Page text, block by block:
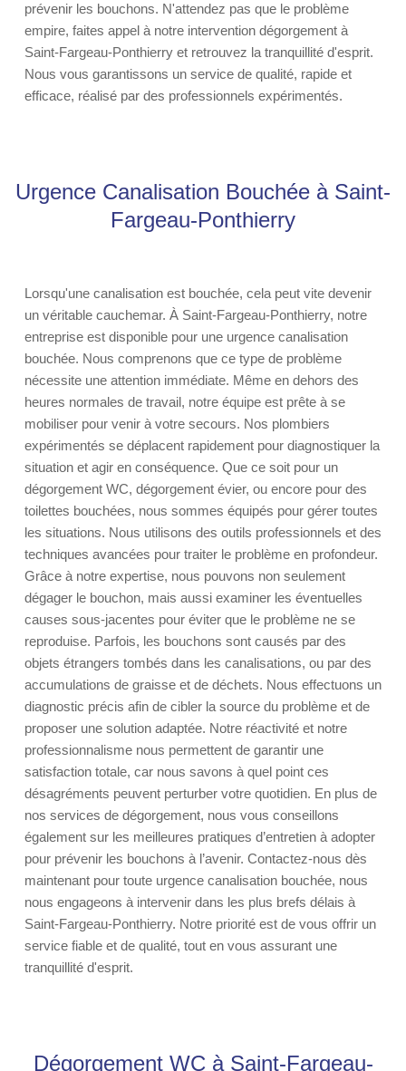
prévenir les bouchons. N'attendez pas que le problème
empire, faites appel à notre intervention dégorgement à
Saint-Fargeau-Ponthierry et retrouvez la tranquillité d'esprit.
Nous vous garantissons un service de qualité, rapide et
efficace, réalisé par des professionnels expérimentés.
Urgence Canalisation Bouchée à Saint-
Fargeau-Ponthierry
Lorsqu'une canalisation est bouchée, cela peut vite devenir
un véritable cauchemar. À Saint-Fargeau-Ponthierry, notre
entreprise est disponible pour une urgence canalisation
bouchée. Nous comprenons que ce type de problème
nécessite une attention immédiate. Même en dehors des
heures normales de travail, notre équipe est prête à se
mobiliser pour venir à votre secours. Nos plombiers
expérimentés se déplacent rapidement pour diagnostiquer la
situation et agir en conséquence. Que ce soit pour un
dégorgement WC, dégorgement évier, ou encore pour des
toilettes bouchées, nous sommes équipés pour gérer toutes
les situations. Nous utilisons des outils professionnels et des
techniques avancées pour traiter le problème en profondeur.
Grâce à notre expertise, nous pouvons non seulement
dégager le bouchon, mais aussi examiner les éventuelles
causes sous-jacentes pour éviter que le problème ne se
reproduise. Parfois, les bouchons sont causés par des
objets étrangers tombés dans les canalisations, ou par des
accumulations de graisse et de déchets. Nous effectuons un
diagnostic précis afin de cibler la source du problème et de
proposer une solution adaptée. Notre réactivité et notre
professionnalisme nous permettent de garantir une
satisfaction totale, car nous savons à quel point ces
désagréments peuvent perturber votre quotidien. En plus de
nos services de dégorgement, nous vous conseillons
également sur les meilleures pratiques d’entretien à adopter
pour prévenir les bouchons à l’avenir. Contactez-nous dès
maintenant pour toute urgence canalisation bouchée, nous
nous engageons à intervenir dans les plus brefs délais à
Saint-Fargeau-Ponthierry. Notre priorité est de vous offrir un
service fiable et de qualité, tout en vous assurant une
tranquillité d'esprit.
Dégorgement WC à Saint-Fargeau-